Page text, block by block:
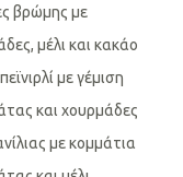
βρώμης με
μέλι και κακάο
με γέμιση
και χουρμάδες
με κομμάτια